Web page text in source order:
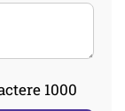
1000